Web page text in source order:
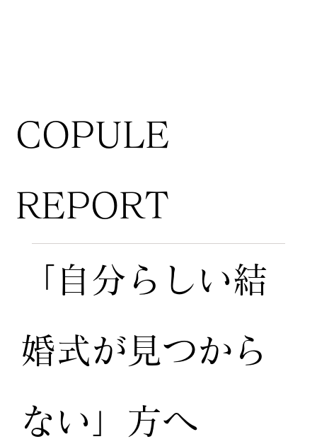
COPULE
REPORT
「自分らしい結
婚式が見つから
ない」方へ